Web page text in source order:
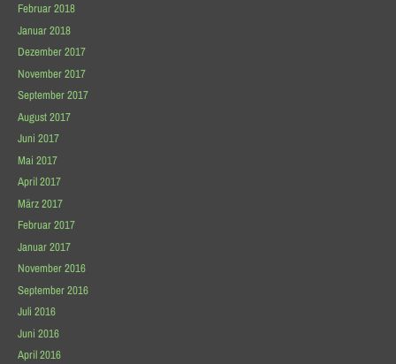
Februar 2018
Januar 2018
Dezember 2017
November 2017
September 2017
August 2017
Juni 2017
Mai 2017
April 2017
März 2017
Februar 2017
Januar 2017
November 2016
September 2016
Juli 2016
Juni 2016
April 2016